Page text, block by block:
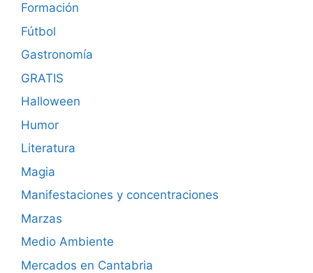
Formación
Fútbol
Gastronomía
GRATIS
Halloween
Humor
Literatura
Magia
Manifestaciones y concentraciones
Marzas
Medio Ambiente
Mercados en Cantabria